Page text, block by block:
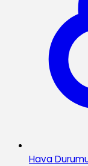
Hava